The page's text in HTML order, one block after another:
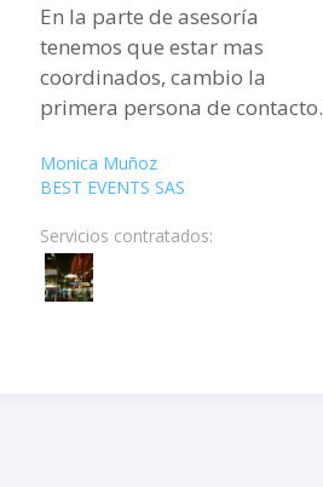
En la parte de asesoría
tenemos que estar mas
coordinados, cambio la
primera persona de contacto.
Monica Muñoz
BEST EVENTS SAS
Servicios contratados: